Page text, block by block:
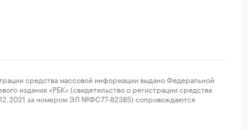
средства массовой информации выдано Федеральной
издания «РБК» (свидетельство о регистрации средства
за номером ЭЛ №ФС77-82385) сопровождаются